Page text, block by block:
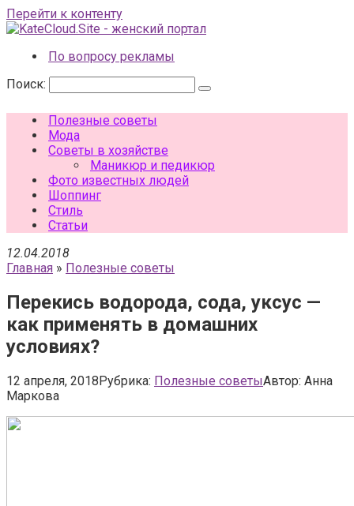
Перейти к контенту
По вопросу рекламы
Поиск:
Полезные советы
Мода
Советы в хозяйстве
Маникюр и педикюр
Фото известных людей
Шоппинг
Стиль
Статьи
12.04.2018
Главная » Полезные советы
Перекись водорода, сода, уксус —
как применять в домашних
условиях?
12 апреля, 2018Рубрика: Полезные советыАвтор: Анна
Маркова